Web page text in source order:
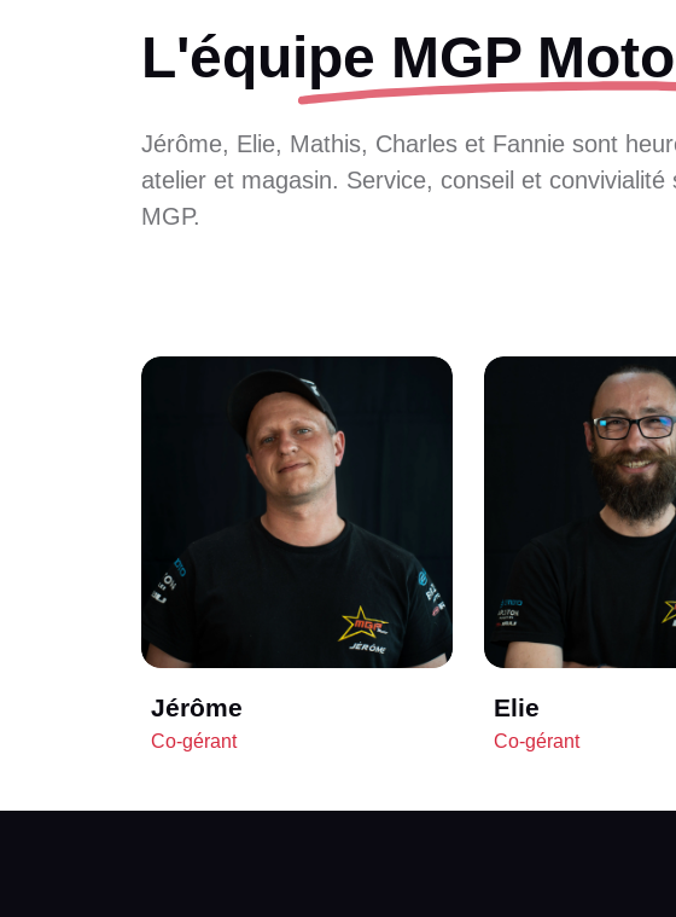
L'équipe MGP Moto
Jérôme, Elie, Mathis, Charles et Fannie sont
atelier et magasin. Service, conseil et
MGP.
Jérôme
Co-gérant
Elie
Co-gérant